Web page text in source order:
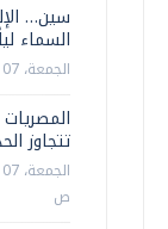
سين…
السماء
الجمعة، 07 اغسطس 2026 01:00 م
تتجاوز
ص